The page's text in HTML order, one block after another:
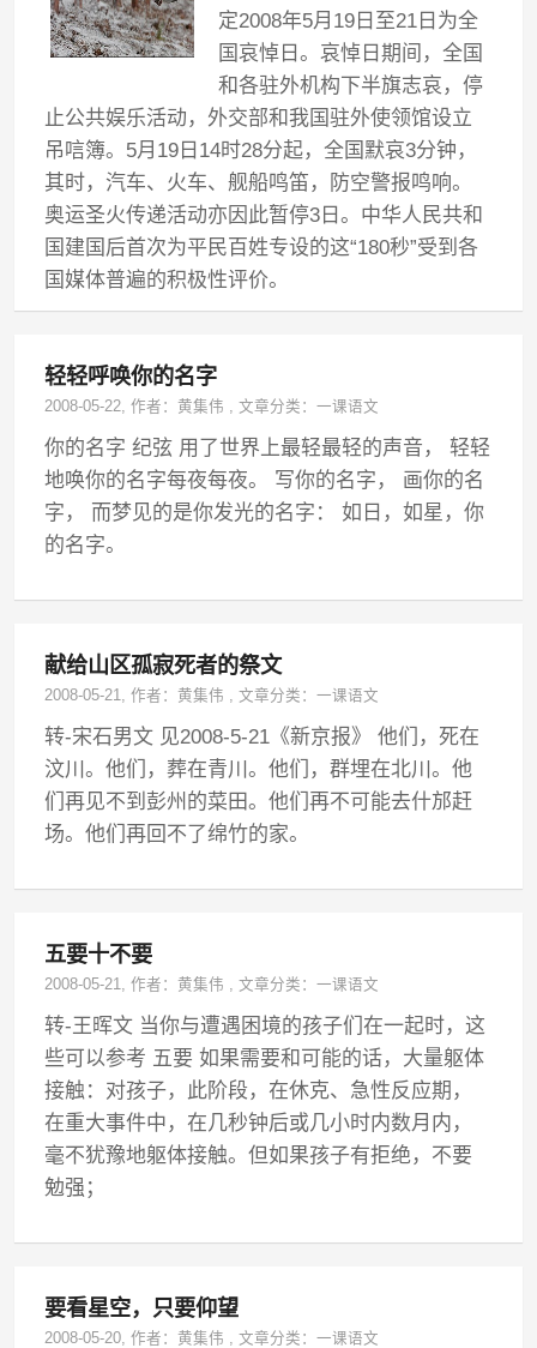
定2008年5月19日至21日为全
国哀悼日。哀悼日期间，全国
和各驻外机构下半旗志哀，停
止公共娱乐活动，外交部和我国驻外使领馆设立
吊唁簿。5月19日14时28分起，全国默哀3分钟，
其时，汽车、火车、舰船鸣笛，防空警报鸣响。
奥运圣火传递活动亦因此暂停3日。中华人民共和
国建国后首次为平民百姓专设的这“180秒”受到各
国媒体普遍的积极性评价。
轻轻呼唤你的名字
2008-05-22, 作者：黄集伟 ,文章分类：一课语文
你的名字 纪弦 用了世界上最轻最轻的声音， 轻轻
地唤你的名字每夜每夜。 写你的名字， 画你的名
字， 而梦见的是你发光的名字： 如日，如星，你
的名字。
献给山区孤寂死者的祭文
2008-05-21, 作者：黄集伟 ,文章分类：一课语文
转-宋石男文 见2008-5-21《新京报》 他们，死在
汶川。他们，葬在青川。他们，群埋在北川。他
们再见不到彭州的菜田。他们再不可能去什邡赶
场。他们再回不了绵竹的家。
五要十不要
2008-05-21, 作者：黄集伟 ,文章分类：一课语文
转-王晖文 当你与遭遇困境的孩子们在一起时，这
些可以参考 五要 如果需要和可能的话，大量躯体
接触：对孩子，此阶段，在休克、急性反应期，
在重大事件中，在几秒钟后或几小时内数月内，
毫不犹豫地躯体接触。但如果孩子有拒绝，不要
勉强；
要看星空，只要仰望
2008-05-20, 作者：黄集伟 ,文章分类：一课语文